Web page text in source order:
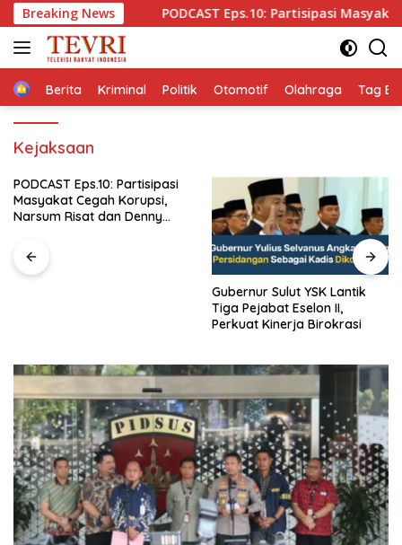
Langsung
ke
konten
Breaking NewsPODCAST Eps.10: Partisipasi Masyakat Cegah
HomeBerita Kriminal Politik Otomotif Olahraga Tag
Kejaksaan
Barisan Pembaharuan 08:
Kabinet Bayangan Oposisi
Jangan Ganggu Stabilitas